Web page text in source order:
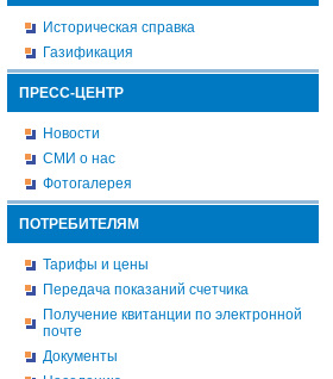
Историческая справка
Газификация
ПРЕСС-ЦЕНТР
Новости
СМИ о нас
Фотогалерея
ПОТРЕБИТЕЛЯМ
Тарифы и цены
Передача показаний счетчика
Получение квитанции по электронной
почте
Документы